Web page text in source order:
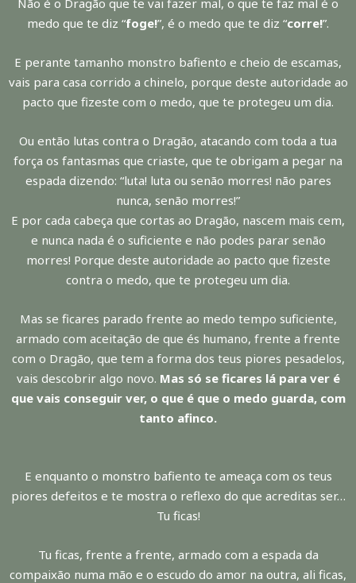
Não é o Dragão que te vai fazer mal, o que te faz mal é o
medo que te diz “foge!”, é o medo que te diz “corre!”.
E perante tamanho monstro bafiento e cheio de escamas,
vais para casa corrido a chinelo, porque deste autoridade ao
pacto que fizeste com o medo, que te protegeu um dia.
Ou então lutas contra o Dragão, atacando com toda a tua
força os fantasmas que criaste, que te obrigam a pegar na
espada dizendo: “luta! luta ou senão morres! não pares
nunca, senão morres!”
E por cada cabeça que cortas ao Dragão, nascem mais cem,
e nunca nada é o suficiente e não podes parar senão
morres! Porque deste autoridade ao pacto que fizeste
contra o medo, que te protegeu um dia.
Mas se ficares parado frente ao medo tempo suficiente,
armado com aceitação de que és humano, frente a frente
com o Dragão, que tem a forma dos teus piores pesadelos,
vais descobrir algo novo. Mas só se ficares lá para ver é
que vais conseguir ver, o que é que o medo guarda, com
tanto afinco.
E enquanto o monstro bafiento te ameaça com os teus
piores defeitos e te mostra o reflexo do que acreditas ser…
Tu ficas!
Tu ficas, frente a frente, armado com a espada da
compaixão numa mão e o escudo do amor na outra, ali ficas,